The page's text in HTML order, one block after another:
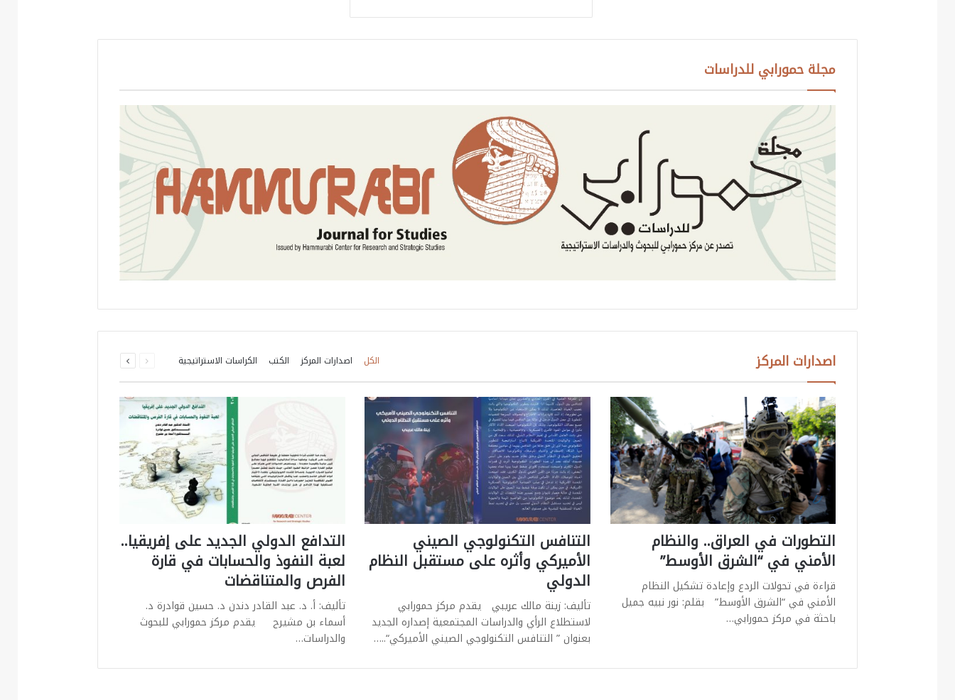
مجلة حمورابي للدراسات
اصدارات المركز الكل اصدارات المركز الكتب الكراسات الاستراتيجية
الصفحة
التطورات في العراق.. والنظام
الأمني في “الشرق الأوسط”
قراءة في تحولات الردع وإعادة تشكيل النظام
الأمني في “الشرق الأوسط” بقلم: نور نبيه جميل
باحثة في مركز حمورابي…
التنافس التكنولوجي الصيني
الأميركي وأثره على مستقبل النظام
الدولي
تأليف: زينة مالك عريبي يقدم مركز حمورابي
لاستطلاع الرأي والدراسات المجتمعية إصداره الجديد
بعنوان ” التنافس التكنولوجي الصيني الأميركي“..…
التدافع الدولي الجديد على إفريقيا..
لعبة النفوذ والحسابات في قارة
الفرص والمتناقضات
تأليف: أ. د. عبد القادر دندن د. حسين قوادرة د.
أسماء بن مشيرح يقدم مركز حمورابي للبحوث
والدراسات…